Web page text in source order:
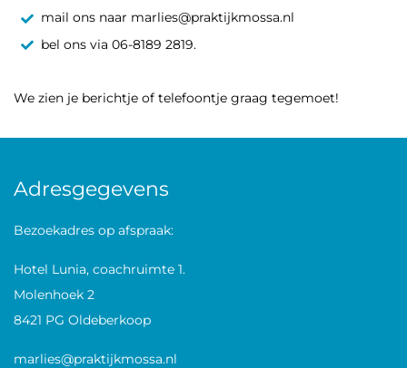
mail ons naar marlies@praktijkmossa.nl
bel ons via 06-8189 2819.
We zien je berichtje of telefoontje graag tegemoet!
Adresgegevens
Bezoekadres op afspraak:
Hotel Lunia, coachruimte 1.
Molenhoek 2
8421 PG Oldeberkoop
marlies@praktijkmossa.nl